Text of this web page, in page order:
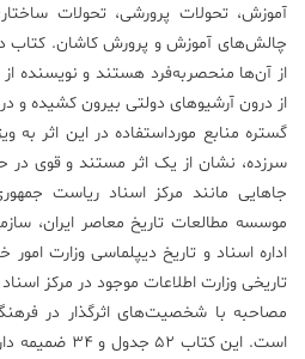
آموزش، تحولات پرورشی، تحولات
از آن‌ها منحصربه‌فرد هستند و نویسنده از
از درون آرشیوهای دولتی بیرون کشیده و
گستره منابع مورداستفاده در این اثر به
سرزده، نشان از یک اثر مستند و قوی در
جاهایی مانند مرکز اسناد ریاست
موسسه مطالعات تاریخ معاصر ایران،
اداره اسناد و تاریخ دیپلماسی وزارت
تاریخی وزارت اطلاعات موجود در مرکز
مصاحبه با شخصیت‌های اثرگذار در
است. این کتاب